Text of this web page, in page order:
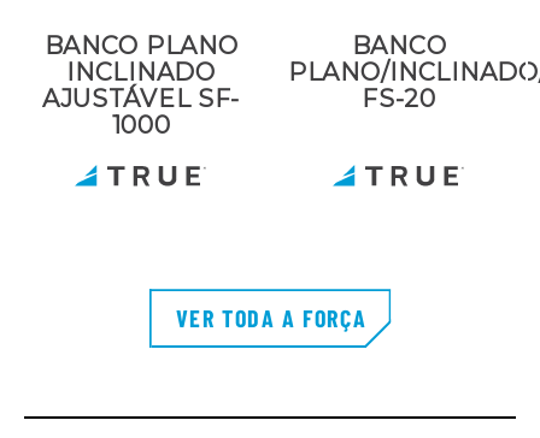
BANCO PLANO
INCLINADO
AJUSTÁVEL SF-
1000
BANCO
PLANO/
FS-20
VER TODA A FORÇA